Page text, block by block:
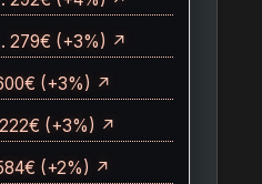
279€ (+3%) ↗
(+3%) ↗
(+3%) ↗
(+2%) ↗